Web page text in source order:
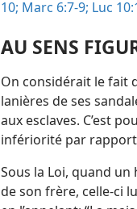
10; Marc 6:7-9; Luc
AU SENS
On considérait le fait
lanières de ses
aux esclaves. C’est
infériorité par
Sous la Loi, quand
de son frère, celle-ci